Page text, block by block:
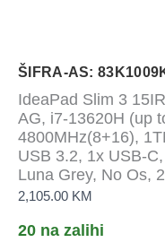
ŠIFRA-AS:
IdeaPad Slim 3
AG, i7-13620H (up
4800MHz(8+16),
USB 3.2, 1x USB-
Luna Grey, No Os,
2,105.00 KM
20 na zalihi